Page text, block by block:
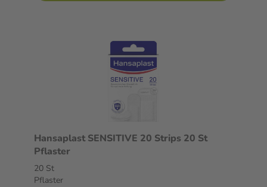
Hansaplast SENSITIVE 20 Strips 20 St
Pflaster
20 St
Pflaster